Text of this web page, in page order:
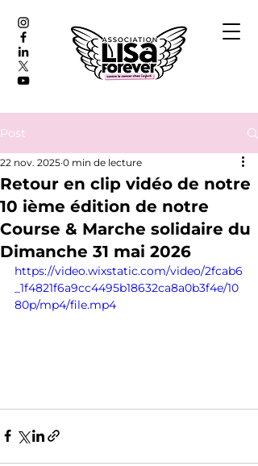
Post
Retour en clip vidéo de notre
10 ième édition de notre
Course & Marche solidaire du
Dimanche 31 mai 2026
22 nov. 2025 0 min de lecture
https://video.wixstatic.com/video/2fcab6
_1f4821f6a9cc4495b18632ca8a0b3f4e/10
80p/mp4/file.mp4